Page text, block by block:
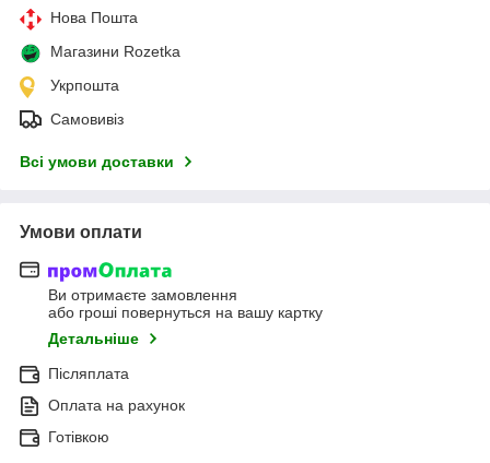
Нова Пошта
Магазини Rozetka
Укрпошта
Самовивіз
Всі умови доставки
Умови оплати
Ви отримаєте замовлення
або гроші повернуться на вашу картку
Детальніше
Післяплата
Оплата на рахунок
Готівкою